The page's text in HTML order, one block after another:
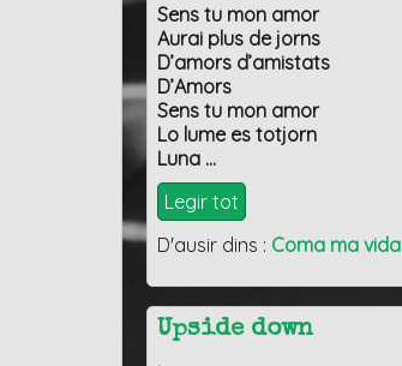
Sens tu mon amor
Aurai plus de jorns
D’amors d’amistats
D’Amors
Sens tu mon amor
Lo lume es totjorn
Luna …
Legir tot
D'ausir dins : Coma ma vida
Upside down